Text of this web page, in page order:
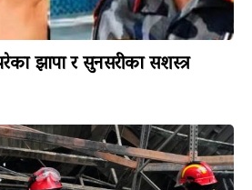
झापा र सुनसरीका सशस्त्र